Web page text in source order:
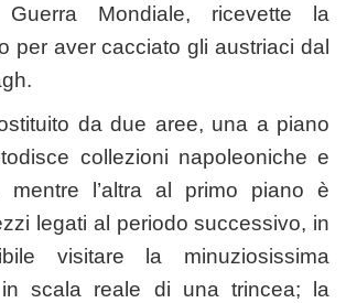
Mondiale, ricevette la
per aver cacciato gli austriaci dal
da due aree, una a piano
collezioni napoleoniche e
mentre l’altra al primo piano è
legati al periodo successivo, in
visitare la minuziosissima
in scala reale di una trincea; la